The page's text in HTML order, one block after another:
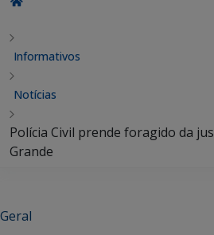
Informativos
Notícias
Polícia Civil prende foragido da
Grande
Geral